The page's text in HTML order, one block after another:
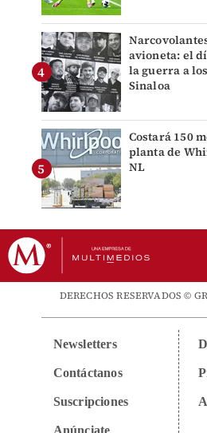
avioneta: el
la guerra a
Sinaloa
Costará 150
planta de
NL
DERECHOS RESERVADOS ©
Newsletters
Contáctanos
Suscripciones
Anúnciate